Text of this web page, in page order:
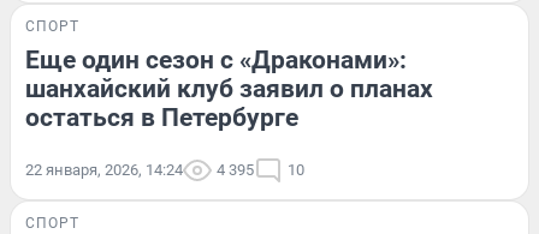
СПОРТ
Еще один сезон с «Драконами»:
шанхайский клуб заявил о планах
остаться в Петербурге
22 января, 2026, 14:24 4 395 10
СПОРТ